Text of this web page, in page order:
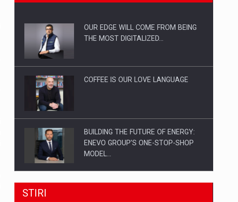
Webinar - Business Evolution-
OUR EDGE WILL COME FROM BEING
THE MOST DIGITALIZED…
COFFEE IS OUR LOVE LANGUAGE
BUILDING THE FUTURE OF ENERGY:
ENEVO GROUP’S ONE-STOP-SHOP
MODEL…
ROOTED IN ROMANIA, BUILT TO
STIRI